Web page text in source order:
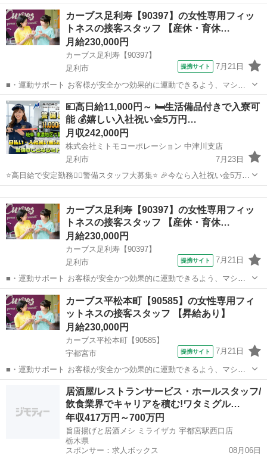
OK。 🔰未経験でも安心の研修体制。 👫男女歓迎＆カップル応募も大
歓迎。 ✨安心して働ける環境で新生活をスタートしませんか？ 💴【日
給】 ✅日...
栃木 佐野市 その他 業務
カーブス足利寿【90397】の女性専用フィッ
トネスの接客スタッフ 【産休・育休…
月給230,000円
カーブス足利寿【90397】
足利市
提携サイト 7月21日
■・運動サポート お客様が安全かつ効果的に運動できるよう、マシン
の使い方をアドバイスします。運動が初めての方や苦手な方がほとん
どなので、難しい指導はありません。「今日はこの動きを意識しまし
ょう！」といったお声がけをしながら、...
栃木 足利市 その他
💴高日給11,000円～ 🛏️生活備品付きで入寮可
能 💰嬉しい入社祝い金5万円…
月収242,000円
株式会社ミトモコーポレーション 中津川支店
足利市
7月23日
⭐高日給で安定勤務👮‍♂️警備スタッフ大募集⭐ 🎉今なら入社祝い金5万円
🎉 🗾全国から応募可能な求人案件が、コレだ❗ 💴【給与】 ✅日勤：
11,000円～ ✅夜勤：13,064円～ ✨交通誘導2級資格者は...
カーブス足利寿【90397】の女性専用フィッ
トネスの接客スタッフ 【産休・育休…
月給230,000円
カーブス足利寿【90397】
足利市
提携サイト 7月21日
■・運動サポート お客様が安全かつ効果的に運動できるよう、マシン
の使い方をアドバイスします。運動が初めての方や苦手な方がほとん
どなので、難しい指導はありません。「今日はこの動きを意識しまし
ょう！」といったお声がけをしながら、...
栃木 足利市 その他
カーブス平松本町【90585】の女性専用フィ
ットネスの接客スタッフ 【昇給あり】
月給230,000円
カーブス平松本町【90585】
宇都宮市
提携サイト 7月21日
■・運動サポート お客様が安全かつ効果的に運動できるよう、マシン
の使い方をアドバイスします。運動が初めての方や苦手な方がほとん
どなので、難しい指導はありません。「今日はこの動きを意識しまし
ょう！」といったお声がけをしながら、...
宇都宮市 その他
居酒屋/レストランサービス・ホールスタッフ/
飲食業界でキャリアを積む!ワタミグル…
年収417万円～700万円
旨唐揚げと居酒メシ ミライザカ 宇都宮駅西口店
栃木県
スポンサー：求人ボックス
08月06日